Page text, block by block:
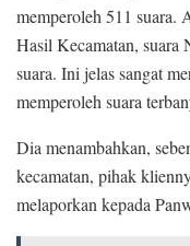
memperoleh 511 suara.
Hasil Kecamatan, suara
suara. Ini jelas sangat
memperoleh suara
Dia menambahkan,
kecamatan, pihak
melaporkan kepada